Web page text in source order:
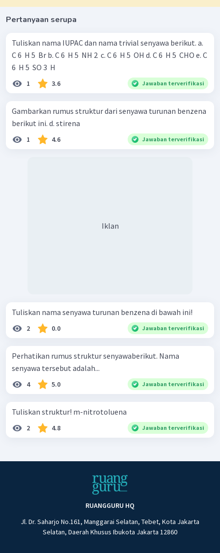
Pertanyaan serupa
Tuliskan nama IUPAC dan nama trivial senyawa berikut. a.
C 6 ​ H 5 ​ Br b. C 6 ​ H 5 ​ NH 2 ​ c. C 6 ​ H 5 ​ OH d. C 6 ​ H 5 ​ CHO e. C
6 ​ H 5 ​ SO 3 ​ H
1 3.6 Jawaban terverifikasi
Gambarkan rumus struktur dari senyawa turunan benzena
berikut ini. d. stirena
1 4.6 Jawaban terverifikasi
Iklan
Tuliskan nama senyawa turunan benzena di bawah ini!
2 0.0 Jawaban terverifikasi
Perhatikan rumus struktur senyawaberikut. Nama
senyawa tersebut adalah...
4 5.0 Jawaban terverifikasi
Tuliskan struktur! m-nitrotoluena
2 4.8 Jawaban terverifikasi
RUANGGURU HQ
Jl. Dr. Saharjo No.161, Manggarai Selatan, Tebet, Kota Jakarta
Selatan, Daerah Khusus Ibukota Jakarta 12860